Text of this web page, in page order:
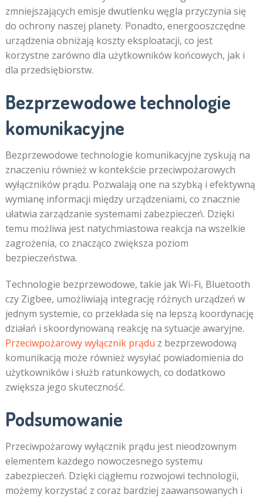
zmniejszających emisje dwutlenku węgla przyczynia się
do ochrony naszej planety. Ponadto, energooszczędne
urządzenia obniżają koszty eksploatacji, co jest
korzystne zarówno dla użytkowników końcowych, jak i
dla przedsiębiorstw.
Bezprzewodowe technologie
komunikacyjne
Bezprzewodowe technologie komunikacyjne zyskują na
znaczeniu również w kontekście przeciwpożarowych
wyłączników prądu. Pozwalają one na szybką i efektywną
wymianę informacji między urządzeniami, co znacznie
ułatwia zarządzanie systemami zabezpieczeń. Dzięki
temu możliwa jest natychmiastowa reakcja na wszelkie
zagrożenia, co znacząco zwiększa poziom
bezpieczeństwa.
Technologie bezprzewodowe, takie jak Wi-Fi, Bluetooth
czy Zigbee, umożliwiają integrację różnych urządzeń w
jednym systemie, co przekłada się na lepszą koordynację
działań i skoordynowaną reakcję na sytuacje awaryjne.
Przeciwpożarowy wyłącznik prądu z bezprzewodową
komunikacją może również wysyłać powiadomienia do
użytkowników i służb ratunkowych, co dodatkowo
zwiększa jego skuteczność.
Podsumowanie
Przeciwpożarowy wyłącznik prądu jest nieodzownym
elementem każdego nowoczesnego systemu
zabezpieczeń. Dzięki ciągłemu rozwojowi technologii,
możemy korzystać z coraz bardziej zaawansowanych i